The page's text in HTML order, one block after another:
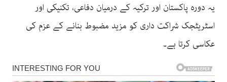
یہ دورہ پاکستان اور ترکیہ کے درمیان دفاعی، تکنیکی اور
اسٹریٹجک شراکت داری کو مزید مضبوط بنانے کے عزم کی
عکاسی کرتا ہے۔